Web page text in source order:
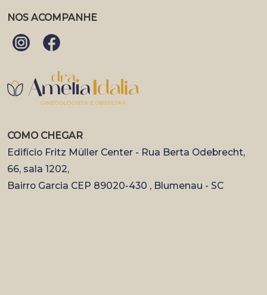
NOS ACOMPANHE
COMO CHEGAR
Edifício Fritz Müller Center - Rua Berta Odebrecht,
66, sala 1202,
Bairro Garcia CEP 89020-430 , Blumenau - SC